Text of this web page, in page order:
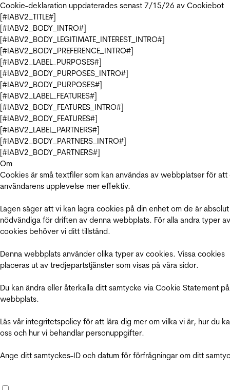
Cookie-deklaration uppdaterades senast 7/15/26 av Cookiebot
[#IABV2_TITLE#]
[#IABV2_BODY_INTRO#]
[#IABV2_BODY_LEGITIMATE_INTEREST_INTRO#]
[#IABV2_BODY_PREFERENCE_INTRO#]
[#IABV2_LABEL_PURPOSES#]
[#IABV2_BODY_PURPOSES_INTRO#]
[#IABV2_BODY_PURPOSES#]
[#IABV2_LABEL_FEATURES#]
[#IABV2_BODY_FEATURES_INTRO#]
[#IABV2_BODY_FEATURES#]
[#IABV2_LABEL_PARTNERS#]
[#IABV2_BODY_PARTNERS_INTRO#]
[#IABV2_BODY_PARTNERS#]
Om
Cookies är små textfiler som kan användas av webbplatser för att
användarens upplevelse mer effektiv.
Lagen säger att vi kan lagra cookies på din enhet om de är absolut
nödvändiga för driften av denna webbplats. För alla andra typer av
cookies behöver vi ditt tillstånd.
Denna webbplats använder olika typer av cookies. Vissa cookies
placeras ut av tredjepartstjänster som visas på våra sidor.
Du kan ändra eller återkalla ditt samtycke via Cookie Statement
webbplats.
Läs vår integritetspolicy för att lära dig mer om vilka vi är, hur du
oss och hur vi behandlar personuppgifter.
Ange ditt samtyckes-ID och datum för förfrågningar om ditt